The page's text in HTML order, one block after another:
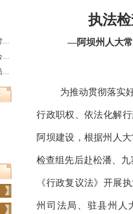
执法
—阿坝州人大常
为推动贯彻落实
行政职权、依法化解
阿坝建设，根据州人
检查组先后赴松潘、
《行政复议法》开展
州司法局、驻县州人